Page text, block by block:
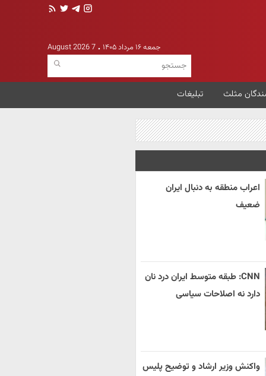
جمعه ۱۶ مرداد ۱۴۰۵ 7 August 2026
مثلث تبلیغات
اعراب منطقه به دنبال ایران
ضعیف
CNN: طبقه متوسط ایران درد نان
دارد نه اصلاحات سیاسی
واکنش وزیر ارشاد و توضیح پلیس